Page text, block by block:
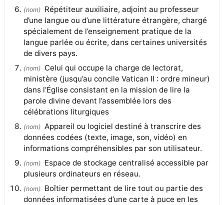
(nom) Répétiteur auxiliaire, adjoint au professeur
d’une langue ou d’une littérature étrangère, chargé
spécialement de l’enseignement pratique de la
langue parlée ou écrite, dans certaines universités
de divers pays.
(nom) Celui qui occupe la charge de lectorat,
ministère (jusqu’au concile Vatican II : ordre mineur)
dans l’Église consistant en la mission de lire la
parole divine devant l’assemblée lors des
célébrations liturgiques
(nom) Appareil ou logiciel destiné à transcrire des
données codées (texte, image, son, vidéo) en
informations compréhensibles par son utilisateur.
(nom) Espace de stockage centralisé accessible par
plusieurs ordinateurs en réseau.
(nom) Boîtier permettant de lire tout ou partie des
données informatisées d’une carte à puce en les